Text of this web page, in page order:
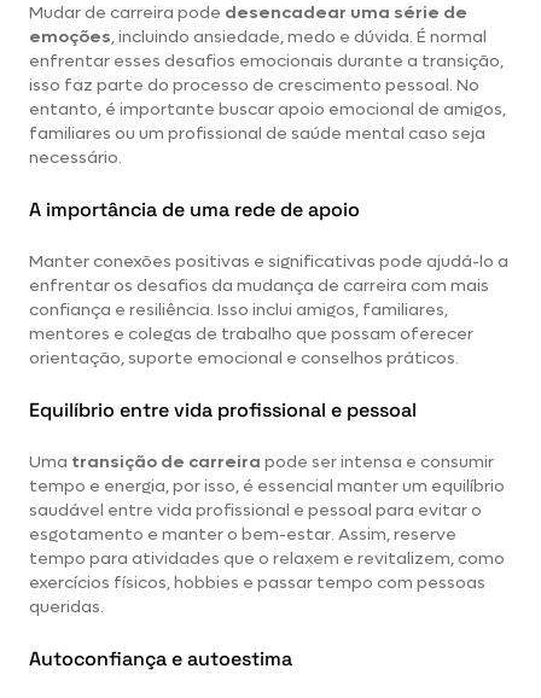
Mudar de carreira pode desencadear uma série de
emoções, incluindo ansiedade, medo e dúvida. É normal
enfrentar esses desafios emocionais durante a transição,
isso faz parte do processo de crescimento pessoal. No
entanto, é importante buscar apoio emocional de amigos,
familiares ou um profissional de saúde mental caso seja
necessário.
A importância de uma rede de apoio
Manter conexões positivas e significativas pode ajudá-lo a
enfrentar os desafios da mudança de carreira com mais
confiança e resiliência. Isso inclui amigos, familiares,
mentores e colegas de trabalho que possam oferecer
orientação, suporte emocional e conselhos práticos.
Equilíbrio entre vida profissional e pessoal
Uma transição de carreira pode ser intensa e consumir
tempo e energia, por isso, é essencial manter um equilíbrio
saudável entre vida profissional e pessoal para evitar o
esgotamento e manter o bem-estar. Assim, reserve
tempo para atividades que o relaxem e revitalizem, como
exercícios físicos, hobbies e passar tempo com pessoas
queridas.
Autoconfiança e autoestima